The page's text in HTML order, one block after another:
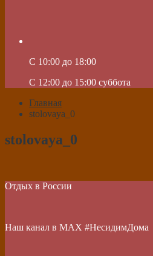
C 10:00 до 18:00
C 12:00 до 15:00 суббота
Главная
stolovaya_0
stolovaya_0
Отдых в России
Наш канал в МАХ #НесидимДома